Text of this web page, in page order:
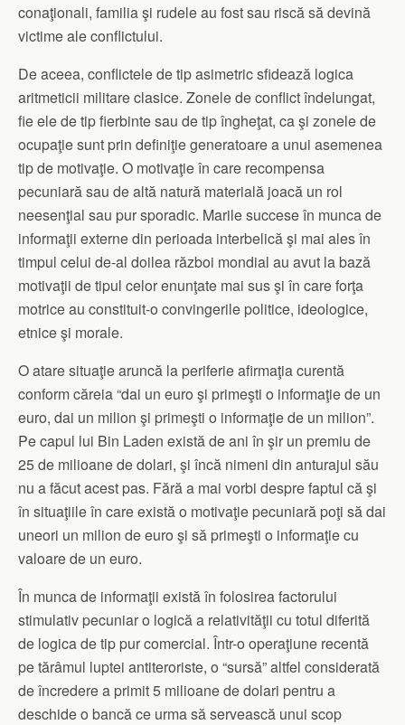
conaţionali, familia şi rudele au fost sau riscă să devină
victime ale conflictului.
De aceea, conflictele de tip asimetric sfidează logica
aritmeticii militare clasice. Zonele de conflict îndelungat,
fie ele de tip fierbinte sau de tip îngheţat, ca şi zonele de
ocupaţie sunt prin definiţie generatoare a unui asemenea
tip de motivaţie. O motivaţie în care recompensa
pecuniară sau de altă natură materială joacă un rol
neesenţial sau pur sporadic. Marile succese în munca de
informaţii externe din perioada interbelică şi mai ales în
timpul celui de-al doilea război mondial au avut la bază
motivaţii de tipul celor enunţate mai sus şi în care forţa
motrice au constituit-o convingerile politice, ideologice,
etnice şi morale.
O atare situaţie aruncă la periferie afirmaţia curentă
conform căreia “dai un euro şi primeşti o informaţie de un
euro, dai un milion şi primeşti o informaţie de un milion”.
Pe capul lui Bin Laden există de ani în şir un premiu de
25 de milioane de dolari, şi încă nimeni din anturajul său
nu a făcut acest pas. Fără a mai vorbi despre faptul că şi
în situaţiile în care există o motivaţie pecuniară poţi să dai
uneori un milion de euro şi să primeşti o informaţie cu
valoare de un euro.
În munca de informaţii există în folosirea factorului
stimulativ pecuniar o logică a relativităţii cu totul diferită
de logica de tip pur comercial. Într-o operaţiune recentă
pe tărâmul luptei antiteroriste, o “sursă” altfel considerată
de încredere a primit 5 milioane de dolari pentru a
deschide o bancă ce urma să servească unui scop